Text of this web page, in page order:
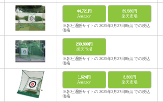
44,721円
Amazon
39,580円
楽天市場
※各社通販サイトの 2025年3月27日時点 での税込
価格
239,800円
楽天市場
※各社通販サイトの 2025年3月27日時点 での税込
価格
1,624円
Amazon
3,300円
楽天市場
※各社通販サイトの 2025年3月27日時点 での税込
価格